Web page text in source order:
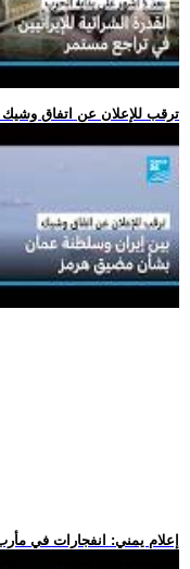
.. ترقب للإعلان عن اتفاق
.. إعلام يمني: انفجارات في